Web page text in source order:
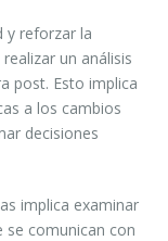
y reforzar la
un análisis
post. Esto implica
a los cambios
decisiones
implica examinar
comunican con